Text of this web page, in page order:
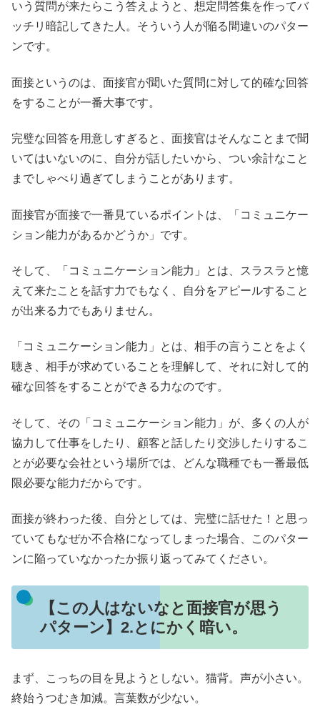
いう質問が来たらこう答えようと、想定問答集を作ってバ
ッチリ暗記してきた人。そういう人が陥る間違いのパター
ンです。
面接というのは、面接官が聞いた質問に対して的確な回答
をすることが一番大事です。
完璧な回答を用意しすぎると、面接官はそんなことまで聞
いてはいないのに、自分が話したいから、つい余計なこと
までしゃべり過ぎてしまうことがあります。
面接官が面接で一番見ているポイントは、「コミュニケー
ション能力があるかどうか」です。
そして、「コミュニケーション能力」とは、スラスラと憶
えて来たことを話す力でもなく、自分をアピールすること
が出来る力でもありません。
「コミュニケーション能力」とは、相手の言うことをよく
聴き、相手が求めていることを理解して、それに対して的
確な回答をすることができる力なのです。
そして、その「コミュニケーション能力」が、多くの人が
協力して仕事をしたり、顧客と話したり交渉したりするこ
とが必要な会社という場所では、どんな職種でも一番最低
限必要な能力だからです。
面接が終わった後、自分としては、完璧に話せた！と思っ
ていてもなぜか不合格になってしまった場合、このパター
ンに陥っていなかったか振り返ってみてください。
【この人はないなと面接官が思う
パターン】2.とにかく暗い。
まず、こっちの目を見ようとしない。猫背。声が小さい。
終始うつむき加減。言葉数が少ない。